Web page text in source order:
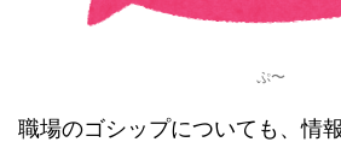
ぷ〜
職場のゴシップについても、情